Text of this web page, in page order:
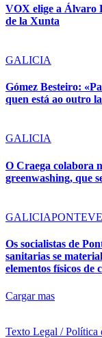
VOX elige a Álvaro
de la Xunta
GALICIA
Gómez Besteiro:
quen está ao outro
GALICIA
O Craega colabora
greenwashing, que
GALICIA
Os socialistas de
sanitarias se
elementos físicos de
Cargar mas
Texto Legal / Política